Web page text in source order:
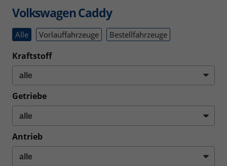
Volkswagen Caddy
Alle Vorlauffahrzeuge Bestellfahrzeuge
Kraftstoff
Getriebe
Antrieb